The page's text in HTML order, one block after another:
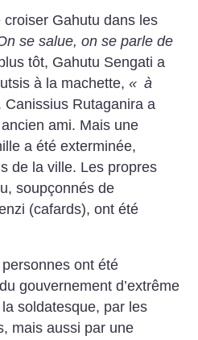
Gahutu dans les
se salue, on se parle de
tôt, Gahutu Sengati a
à la machette,« à
Canissius Rutaganira a
ami. Mais une
a été exterminée,
de la ville. Les propres
soupçonnés de
(cafards), ont été
ont été
gouvernement d’extrême
soldatesque, par les
mais aussi par une